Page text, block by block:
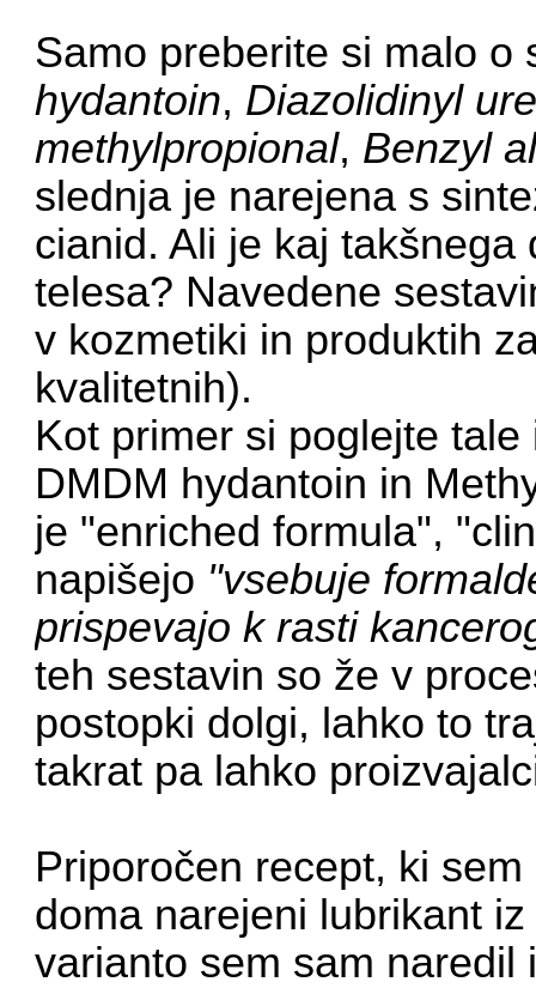
Samo preberite si malo
hydantoin, Diazolidinyl
methylpropional, Benzyl
slednja je narejena s
cianid. Ali je kaj
telesa? Navedene
v kozmetiki in produktih
kvalitetnih).
Kot primer si poglejtetale
DMDM hydantoin in
je "enriched formula",
napišejo "vsebuje
prispevajo k rasti
teh sestavin so že v
postopki dolgi, lahko to
takrat pa lahko
Priporočen recept, ki
doma narejeni lubrikant
varianto sem sam naredil